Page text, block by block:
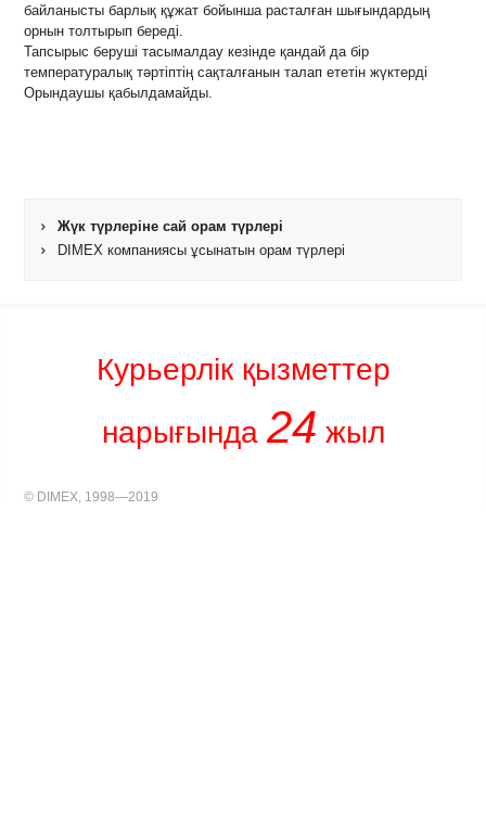
байланысты барлық құжат бойынша расталған шығындардың
орнын толтырып береді.
Тапсырыс беруші тасымалдау кезінде қандай да бір
температуралық тәртіптің сақталғанын талап ететін жүктерді
Орындаушы қабылдамайды.
Жүк түрлеріне сай орам түрлері
DIMEX компаниясы ұсынатын орам түрлері
Курьерлік қызметтер
нарығында 24 жыл
© DIMEX, 1998—2019